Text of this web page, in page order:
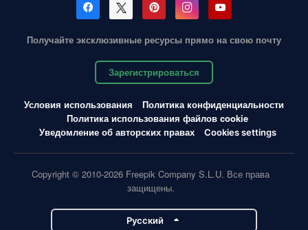
Получайте эксклюзивные ресурсы прямо на свою почту
Зарегистрироваться
Условия использования
Политика конфиденциальности
Политика использования файлов cookie
Уведомление об авторских правах
Cookies settings
Copyright © 2010-2026 Freepik Company S.L.U. Все права
защищены.
Pусский